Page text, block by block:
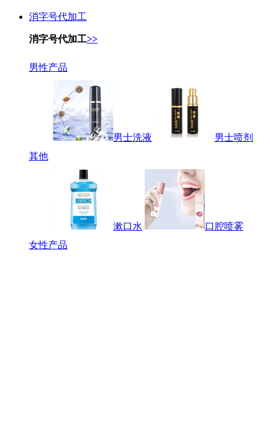
消字号代加工
消字号代加工>>
男性产品
男士洗液
男士喷剂
其他
漱口水
口腔喷雾
女性产品